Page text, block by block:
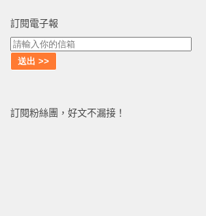
訂閱電子報
訂閱粉絲團，好文不漏接！